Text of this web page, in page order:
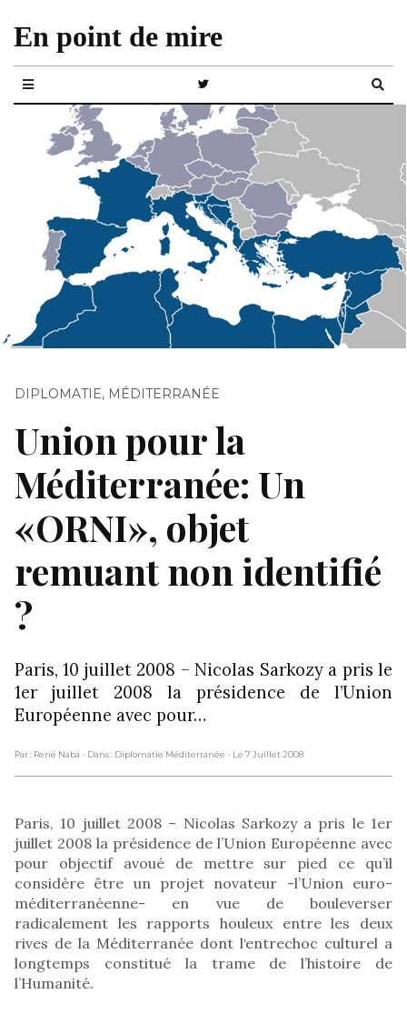
En point de mire
DIPLOMATIE, MÉDITERRANÉE
Union pour la
Méditerranée: Un
«ORNI», objet
remuant non identifié
?
Paris, 10 juillet 2008 – Nicolas Sarkozy a pris le
1er juillet 2008 la présidence de l’Union
Européenne avec pour…
Par : René Naba - Dans : Diplomatie Méditerranée - Le 7 Juillet 2008
Paris, 10 juillet 2008 – Nicolas Sarkozy a pris le 1er
juillet 2008 la présidence de l’Union Européenne avec
pour objectif avoué de mettre sur pied ce qu’il
considère être un projet novateur -l’Union euro-
méditerranéenne- en vue de bouleverser
radicalement les rapports houleux entre les deux
rives de la Méditerranée dont l‘entrechoc culturel a
longtemps constitué la trame de l’histoire de
l’Humanité.